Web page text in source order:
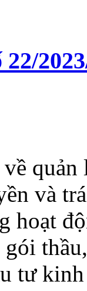
và
hoạt
tư